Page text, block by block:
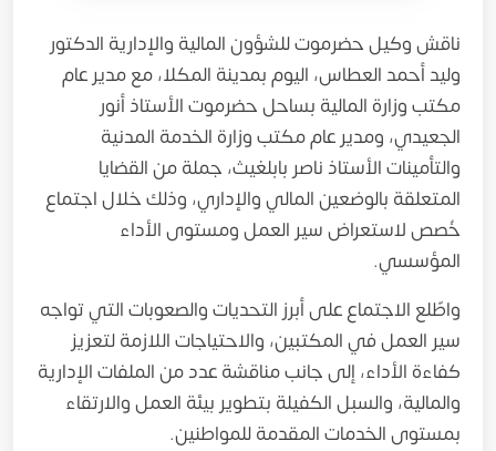
ناقش وكيل حضرموت للشؤون المالية والإدارية الدكتور
وليد أحمد العطاس، اليوم بمدينة المكلا، مع مدير عام
مكتب وزارة المالية بساحل حضرموت الأستاذ أنور
الجعيدي، ومدير عام مكتب وزارة الخدمة المدنية
والتأمينات الأستاذ ناصر بابلغيث، جملة من القضايا
المتعلقة بالوضعين المالي والإداري، وذلك خلال اجتماع
خُصص لاستعراض سير العمل ومستوى الأداء
المؤسسي.
واطّلع الاجتماع على أبرز التحديات والصعوبات التي تواجه
سير العمل في المكتبين، والاحتياجات اللازمة لتعزيز
كفاءة الأداء، إلى جانب مناقشة عدد من الملفات الإدارية
والمالية، والسبل الكفيلة بتطوير بيئة العمل والارتقاء
بمستوى الخدمات المقدمة للمواطنين.